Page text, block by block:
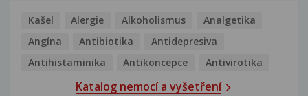
Kašel Alergie Alkoholismus
Analgetika
Angína
Antibiotika
Antidepresiva
Antihistaminika
Antikoncepce Antivirotika
Katalog nemocí a vyšetření